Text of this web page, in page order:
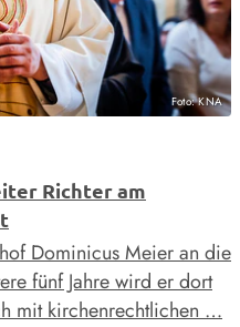
Foto: KNA
Richter am
Dominicus Meier an die
fünf Jahre wird er dort
mit kirchenrechtlichen …